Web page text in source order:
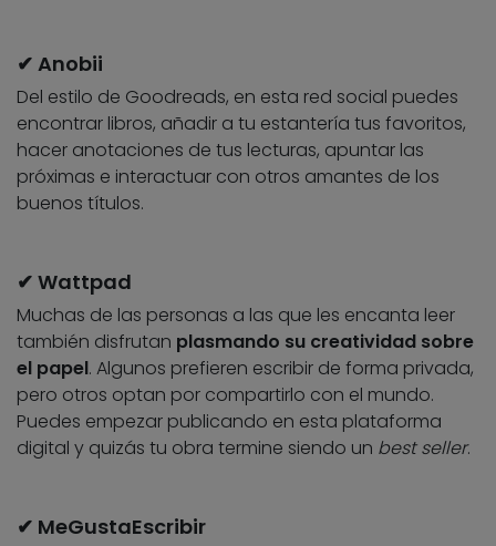
✔ Anobii
Del estilo de Goodreads, en esta red social puedes
encontrar libros, añadir a tu estantería tus favoritos,
hacer anotaciones de tus lecturas, apuntar las
próximas e interactuar con otros amantes de los
buenos títulos.
✔ Wattpad
Muchas de las personas a las que les encanta leer
también disfrutan plasmando su creatividad sobre
el papel. Algunos prefieren escribir de forma privada,
pero otros optan por compartirlo con el mundo.
Puedes empezar publicando en esta plataforma
digital y quizás tu obra termine siendo un best seller.
✔ MeGustaEscribir